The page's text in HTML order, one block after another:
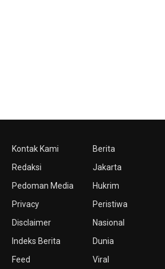
Kontak Kami
Redaksi
Pedoman Media
Privacy
Disclaimer
Indeks Berita
Feed
Berita
Jakarta
Hukrim
Peristiwa
Nasional
Dunia
Viral